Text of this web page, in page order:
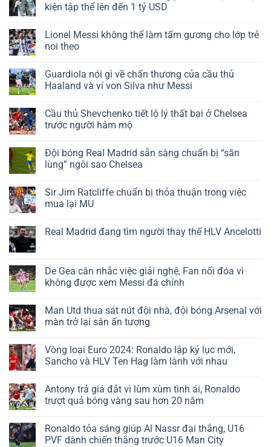
kiện tập thể lên đến 1 tỷ USD
Lionel Messi không thể làm tấm gương cho lớp trẻ
noi theo
Guardiola nói gì về chấn thương của cầu thủ
Haaland và ví von Silva như Messi
Cầu thủ Shevchenko tiết lộ lý thất bại ở Chelsea
trước người hâm mộ
Đội bóng Real Madrid sẵn sàng chuẩn bị “săn
lùng” ngôi sao Chelsea
Sir Jim Ratcliffe chuẩn bị thỏa thuận trong việc
mua lại MU
Real Madrid đang tìm người thay thế HLV Ancelotti
De Gea cân nhắc việc giải nghệ, Fan nổi đóa vì
không được xem Messi đá chính
Man Utd thua sát nút đội nhà, đội bóng Arsenal với
màn trở lại sân ấn tượng
Vòng loại Euro 2024: Ronaldo lập kỷ lục mới,
Sancho và HLV Ten Hag làm lành với nhau
Antony trả giá đắt vì lùm xùm tình ái, Ronaldo
trượt quả bóng vàng sau hơn 20 năm
Ronaldo tỏa sáng giúp Al Nassr đại thắng, U16
PVF dành chiến thắng trước U16 Man City